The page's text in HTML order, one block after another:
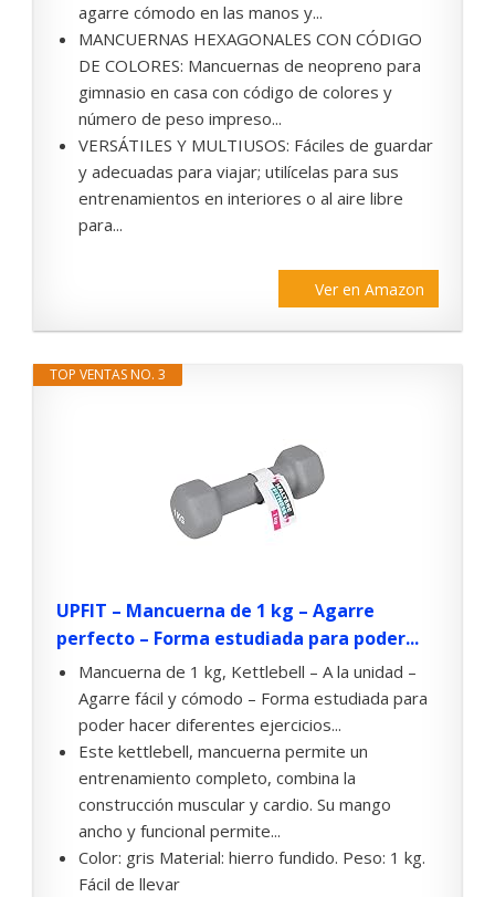
agarre cómodo en las manos y...
MANCUERNAS HEXAGONALES CON CÓDIGO
DE COLORES: Mancuernas de neopreno para
gimnasio en casa con código de colores y
número de peso impreso...
VERSÁTILES Y MULTIUSOS: Fáciles de guardar
y adecuadas para viajar; utilícelas para sus
entrenamientos en interiores o al aire libre
para...
Ver en Amazon
TOP VENTAS NO. 3
UPFIT – Mancuerna de 1 kg – Agarre
perfecto – Forma estudiada para poder...
Mancuerna de 1 kg, Kettlebell – A la unidad –
Agarre fácil y cómodo – Forma estudiada para
poder hacer diferentes ejercicios...
Este kettlebell, mancuerna permite un
entrenamiento completo, combina la
construcción muscular y cardio. Su mango
ancho y funcional permite...
Color: gris Material: hierro fundido. Peso: 1 kg.
Fácil de llevar